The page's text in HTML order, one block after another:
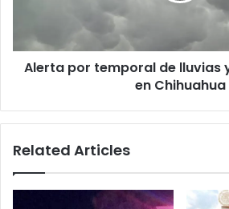
en
Chihuahua
Alerta por temporal de lluvias
en Chihuahua
Related Articles